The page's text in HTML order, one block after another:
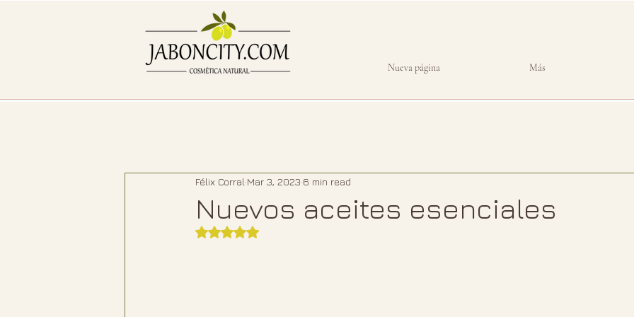
Nueva página Más
Nuevos aceites esenciales
Félix Corral Mar 3, 2023 6 min read
Rated NaN out of 5 stars.